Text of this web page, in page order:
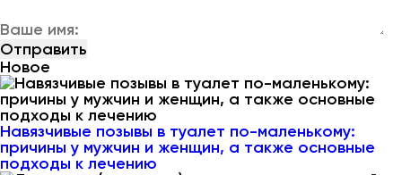
Новое
Навязчивые позывы в туалет по-маленькому:
причины у мужчин и женщин, а также основные
подходы к лечению